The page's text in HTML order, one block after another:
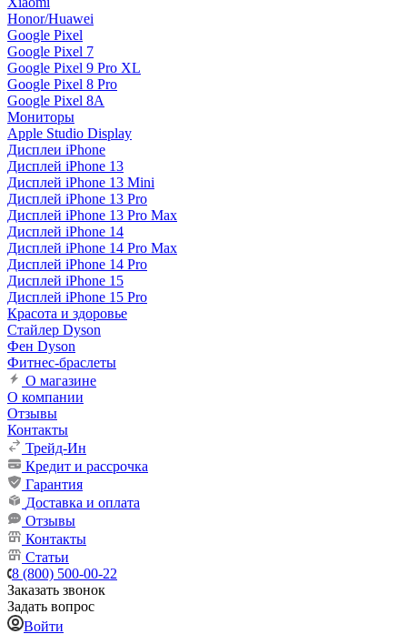
Honor/Huawei
Google Pixel
Google Pixel 7
Google Pixel 9 Pro XL
Google Pixel 8 Pro
Google Pixel 8A
Мониторы
Apple Studio Display
Дисплеи iPhone
Дисплей iPhone 13
Дисплей iPhone 13 Mini
Дисплей iPhone 13 Pro
Дисплей iPhone 13 Pro Max
Дисплей iPhone 14
Дисплей iPhone 14 Pro Max
Дисплей iPhone 14 Pro
Дисплей iPhone 15
Дисплей iPhone 15 Pro
Красота и здоровье
Стайлер Dyson
Фен Dyson
Фитнес-браслеты
О магазине
О компании
Отзывы
Контакты
Трейд-Ин
Кредит и рассрочка
Гарантия
Доставка и оплата
Отзывы
Контакты
Статьи
8 (800) 500-00-22
Заказать звонок
Задать вопрос
Войти